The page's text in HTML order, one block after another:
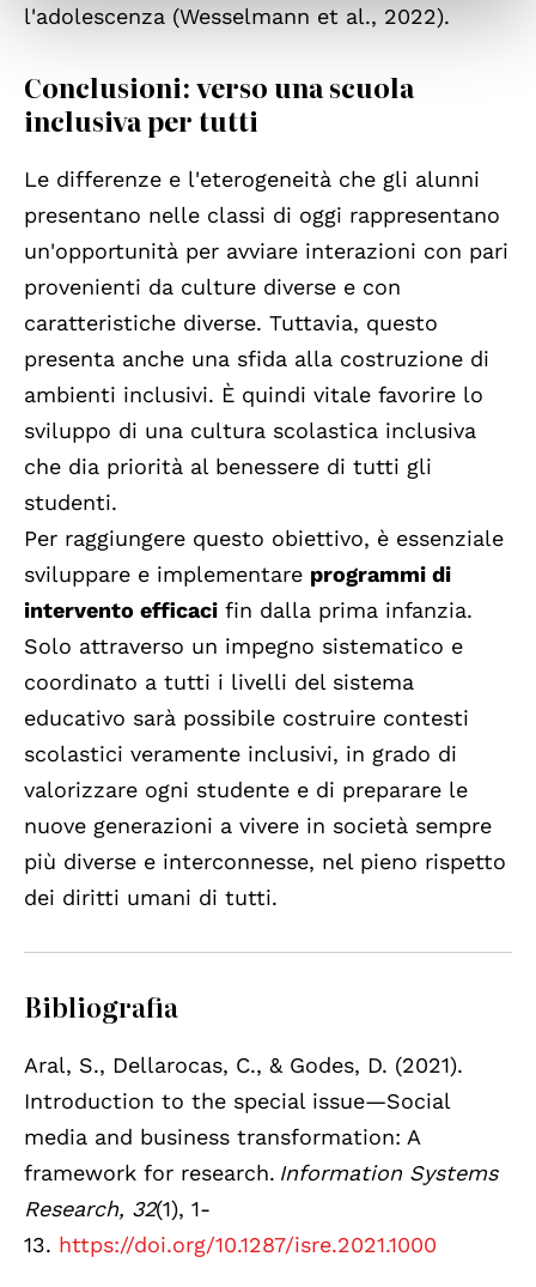
l'adolescenza (Wesselmann et al., 2022).
Conclusioni: verso una scuola
inclusiva per tutti
Le differenze e l'eterogeneità che gli alunni
presentano nelle classi di oggi rappresentano
un'opportunità per avviare interazioni con pari
provenienti da culture diverse e con
caratteristiche diverse. Tuttavia, questo
presenta anche una sfida alla costruzione di
ambienti inclusivi. È quindi vitale favorire lo
sviluppo di una cultura scolastica inclusiva
che dia priorità al benessere di tutti gli
studenti.
Per raggiungere questo obiettivo, è essenziale
sviluppare e implementare programmi di
intervento efficaci fin dalla prima infanzia.
Solo attraverso un impegno sistematico e
coordinato a tutti i livelli del sistema
educativo sarà possibile costruire contesti
scolastici veramente inclusivi, in grado di
valorizzare ogni studente e di preparare le
nuove generazioni a vivere in società sempre
più diverse e interconnesse, nel pieno rispetto
dei diritti umani di tutti.
Bibliografia
Aral, S., Dellarocas, C., & Godes, D. (2021).
Introduction to the special issue—Social
media and business transformation: A
framework for research. Information Systems
Research, 32(1), 1-
13. https://doi.org/10.1287/isre.2021.1000